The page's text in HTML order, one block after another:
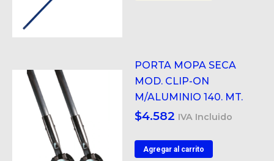
PORTA MOPA SECA
MOD. CLIP-ON
M/ALUMINIO 140. MT.
$4.582 IVA Incluido
Agregar al carrito